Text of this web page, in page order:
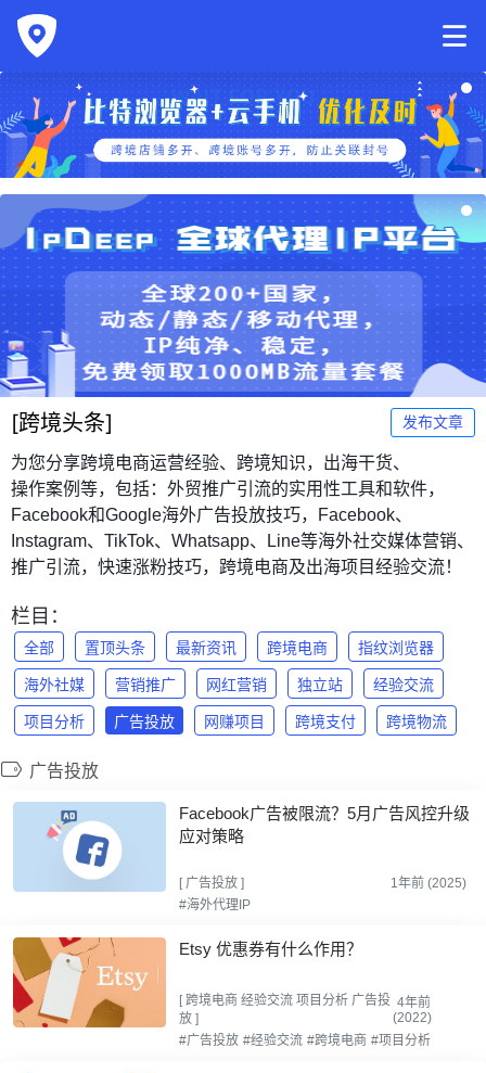
[跨境头条] 发布文章
为您分享跨境电商运营经验、跨境知识，出海干货、
操作案例等，包括：外贸推广引流的实用性工具和软件，
Facebook和Google海外广告投放技巧，Facebook、
Instagram、TikTok、Whatsapp、Line等海外社交媒体营销、
推广引流，快速涨粉技巧，跨境电商及出海项目经验交流！
栏目：
全部 置顶头条 最新资讯 跨境电商 指纹浏览器
海外社媒 营销推广 网红营销 独立站 经验交流
项目分析 广告投放 网赚项目 跨境支付 跨境物流
广告投放
Facebook广告被限流？5月广告风控升级
应对策略
[ 广告投放 ]
1年前 (2025)
#海外代理IP
Etsy 优惠券有什么作用？
[跨境电商 经验交流 项目分析 广告投
放 ]
4年前
(2022)
#广告投放 #经验交流 #跨境电商 #项目分析